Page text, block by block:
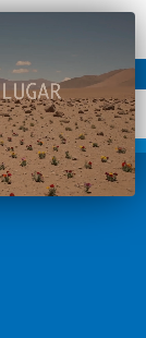
LÍNEA EDITORIAL